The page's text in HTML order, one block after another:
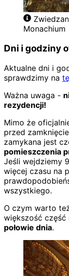
Monachium
Dni i godziny
Aktualne dni i
sprawdzimy na
Ważna uwaga -
rezydencji!
Mimo że
przed
zamykana jest
pomieszczenia
Jeśli wejdziemy
więcej czasu na
wszystkiego.
O czym warto
większość część
połowie dnia.